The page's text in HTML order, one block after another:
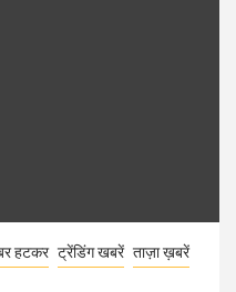
हटकर ट्रेंडिंग खबरें ताज़ा ख़बरें